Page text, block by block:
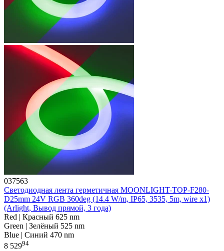
037563
Светодиодная лента герметичная MOONLIGHT-TOP-F280-
D25mm 24V RGB 360deg (14.4 W/m, IP65, 3535, 5m, wire x1)
(Arlight, Вывод прямой, 3 года)
Red | Красный 625 nm
Green | Зелёный 525 nm
Blue | Синий 470 nm
8 52994